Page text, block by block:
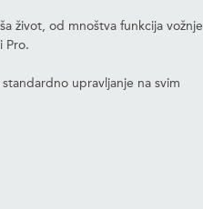
život, od mnoštva funkcija vožnje
Pro.
upravljanje na svim